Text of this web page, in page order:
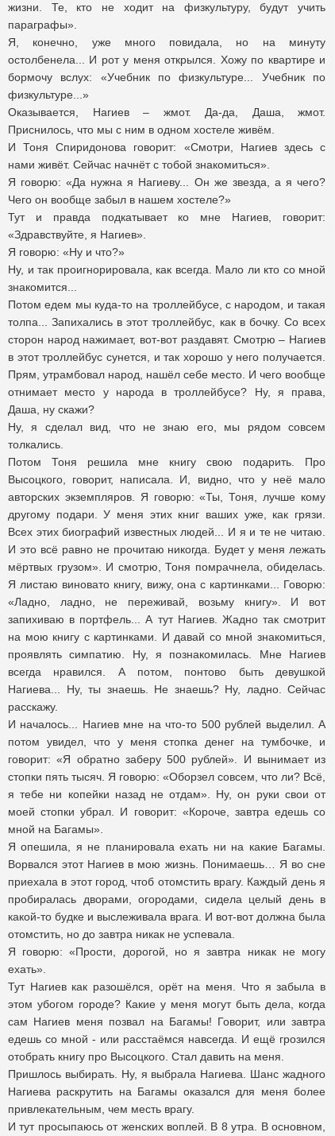
жизни. Те, кто не ходит на физкультуру, будут учить
параграфы».
Я, конечно, уже много повидала, но на минуту
остолбенела... И рот у меня открылся. Хожу по квартире и
бормочу вслух: «Учебник по физкультуре... Учебник по
физкультуре...»
Оказывается, Нагиев – жмот. Да-да, Даша, жмот.
Приснилось, что мы с ним в одном хостеле живём.
И Тоня Спиридонова говорит: «Смотри, Нагиев здесь с
нами живёт. Сейчас начнёт с тобой знакомиться».
Я говорю: «Да нужна я Нагиеву... Он же звезда, а я чего?
Чего он вообще забыл в нашем хостеле?»
Тут и правда подкатывает ко мне Нагиев, говорит:
«Здравствуйте, я Нагиев».
Я говорю: «Ну и что?»
Ну, и так проигнорировала, как всегда. Мало ли кто со мной
знакомится...
Потом едем мы куда-то на троллейбусе, с народом, и такая
толпа... Запихались в этот троллейбус, как в бочку. Со всех
сторон народ нажимает, вот-вот раздавят. Смотрю – Нагиев
в этот троллейбус сунется, и так хорошо у него получается.
Прям, утрамбовал народ, нашёл себе место. И чего вообще
отнимает место у народа в троллейбусе? Ну, я права,
Даша, ну скажи?
Ну, я сделал вид, что не знаю его, мы рядом совсем
толкались.
Потом Тоня решила мне книгу свою подарить. Про
Высоцкого, говорит, написала. И, видно, что у неё мало
авторских экземпляров. Я говорю: «Ты, Тоня, лучше кому
другому подари. У меня этих книг ваших уже, как грязи.
Всех этих биографий известных людей... И я и те не читаю.
И это всё равно не прочитаю никогда. Будет у меня лежать
мёртвых грузом». И смотрю, Тоня помрачнела, обиделась.
Я листаю виновато книгу, вижу, она с картинками... Говорю:
«Ладно, ладно, не переживай, возьму книгу». И вот
запихиваю в портфель... А тут Нагиев. Жадно так смотрит
на мою книгу с картинками. И давай со мной знакомиться,
проявлять симпатию. Ну, я познакомилась. Мне Нагиев
всегда нравился. А потом, понтово быть девушкой
Нагиева... Ну, ты знаешь. Не знаешь? Ну, ладно. Сейчас
расскажу.
И началось... Нагиев мне на что-то 500 рублей выделил. А
потом увидел, что у меня стопка денег на тумбочке, и
говорит: «Я обратно заберу 500 рублей». И вынимает из
стопки пять тысяч. Я говорю: «Оборзел совсем, что ли? Всё,
я тебе ни копейки назад не отдам». Ну, он руки свои от
моей стопки убрал. И говорит: «Короче, завтра едешь со
мной на Багамы».
Я опешила, я не планировала ехать ни на какие Багамы.
Ворвался этот Нагиев в мою жизнь. Понимаешь… Я во сне
приехала в этот город, чтоб отомстить врагу. Каждый день я
пробиралась дворами, огородами, сидела целый день в
какой-то будке и выслеживала врага. И вот-вот должна была
отомстить, но до завтра никак не успевала.
Я говорю: «Прости, дорогой, но я завтра никак не могу
ехать».
Тут Нагиев как разошёлся, орёт на меня. Что я забыла в
этом убогом городе? Какие у меня могут быть дела, когда
сам Нагиев меня позвал на Багамы! Говорит, или завтра
едешь со мной - или расстаёмся навсегда. И ещё грозился
отобрать книгу про Высоцкого. Стал давить на меня.
Пришлось выбирать. Ну, я выбрала Нагиева. Шанс жадного
Нагиева раскрутить на Багамы оказался для меня более
привлекательным, чем месть врагу.
И тут просыпаюсь от женских воплей. В 8 утра. В основном,